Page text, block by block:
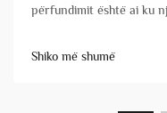
përfundimit është ai ku
Shiko më shumë